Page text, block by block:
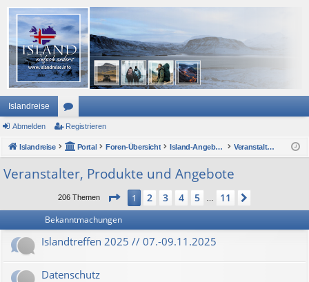
Islandreise
or
en
Abmelden Registrieren
Islandreise Portal Foren-Übersicht Island-Angebote Veranstalter, Produkte und Angebote
Veranstalter, Produkte und Angebote
206 Themen Seite 1 von 11
1 2 3 4 5 11
Bekanntmachungen
Islandtreffen 2025 // 07.-09.11.2025
Datenschutz